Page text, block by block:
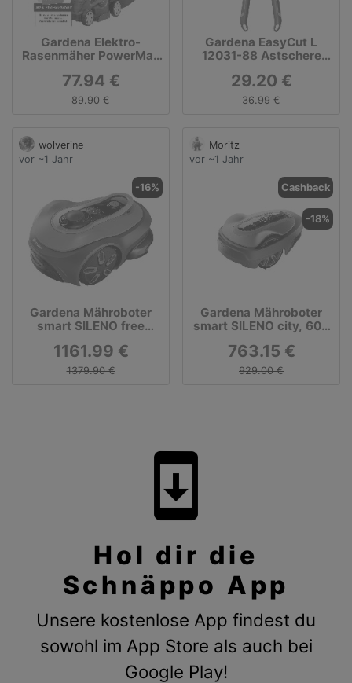
Gardena Elektro-
Rasenmäher PowerMax
Filialgutschein
geschenkt!
77.94 €
89.90 €
Gardena EasyCut L
12031-88 Astschere
29.20 €
36.99 €
wolverine
vor ~1 Jahr
-16%
Gardena Mähroboter
smart SILENO free
1161.99 €
1379.90 €
Moritz
vor ~1 Jahr
Cashback
-18%
Gardena Mähroboter
smart SILENO city, 600
763.15 €
929.00 €
system_update
Hol dir die
Schnäppo App
Unsere kostenlose App findest du
sowohl im App Store als auch bei
Google Play!